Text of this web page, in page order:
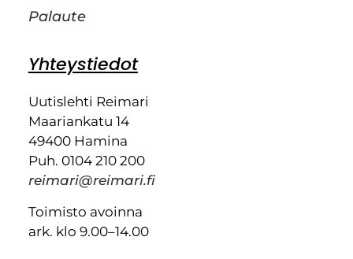
Palaute
Yhteystiedot
Uutislehti Reimari
Maariankatu 14
49400 Hamina
Puh. 0104 210 200
reimari@reimari.fi
Toimisto avoinna
ark. klo 9.00–14.00